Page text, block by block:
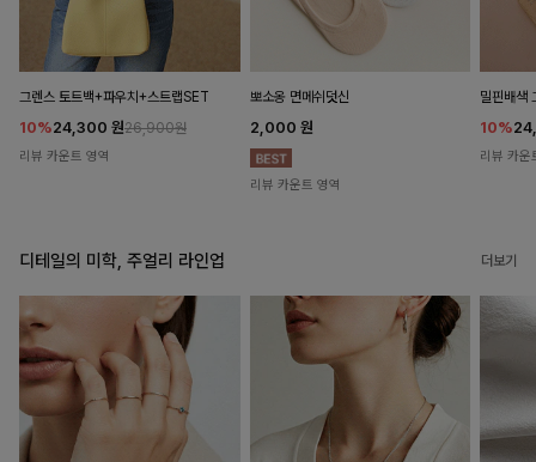
그렌스 토트백+파우치+스트랩SET
10%24,300 원26,900원
리뷰 카운트 영역
뽀소옹 면메쉬덧신
2,000 원
리뷰 카운트 영역
밀핀배색
10%
리뷰 카운
디테일의 미학, 주얼리 라인업 더보기